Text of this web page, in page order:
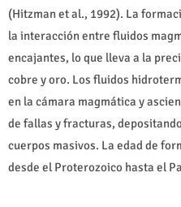
(Hitzman et al., 1992). La
la interacción entre fluidos
encajantes, lo que lleva a la
cobre y oro. Los fluidos
en la cámara magmática y
de fallas y fracturas,
cuerpos masivos. La edad de
desde el Proterozoico hasta el